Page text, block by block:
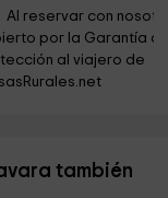
Al reservar con
por la Garantía
al viajero de
también